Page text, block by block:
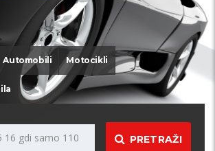
Automobili Motocikli
PRETRAŽI